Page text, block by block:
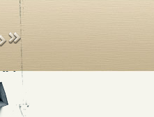
1942